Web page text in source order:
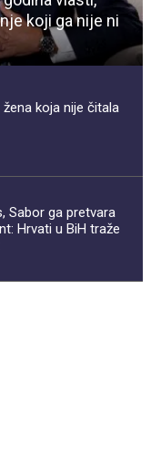
koji ga nije ni
koja nije čitala
Sabor ga pretvara
Hrvati u BiH traže